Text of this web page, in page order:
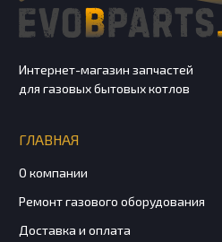
Интернет-магазин запчастей
для газовых бытовых котлов
ГЛАВНАЯ
О компании
Ремонт газового оборудования
Доставка и оплата